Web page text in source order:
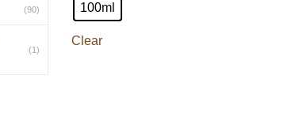
(90)
(1)
100ml
Clear